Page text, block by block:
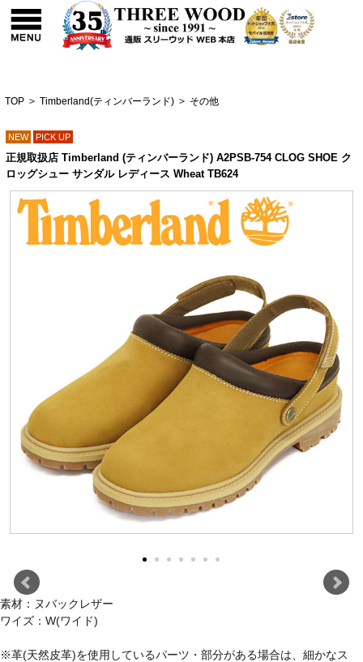
TOP > Timberland(ティンバーランド) > その他
NEW PICK UP
正規取扱店 Timberland (ティンバーランド) A2PSB-754 CLOG SHOE ク
ロッグシュー サンダル レディース Wheat TB624
素材：ヌバックレザー
ワイズ：W(ワイド)
※革(天然皮革)を使用しているパーツ・部分がある場合は、細かなス